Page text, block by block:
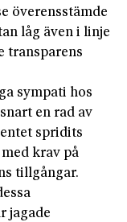
överensstämde
låg även i linje
transparens
sympati hos
en rad av
spridits
krav på
tillgångar.
jagade